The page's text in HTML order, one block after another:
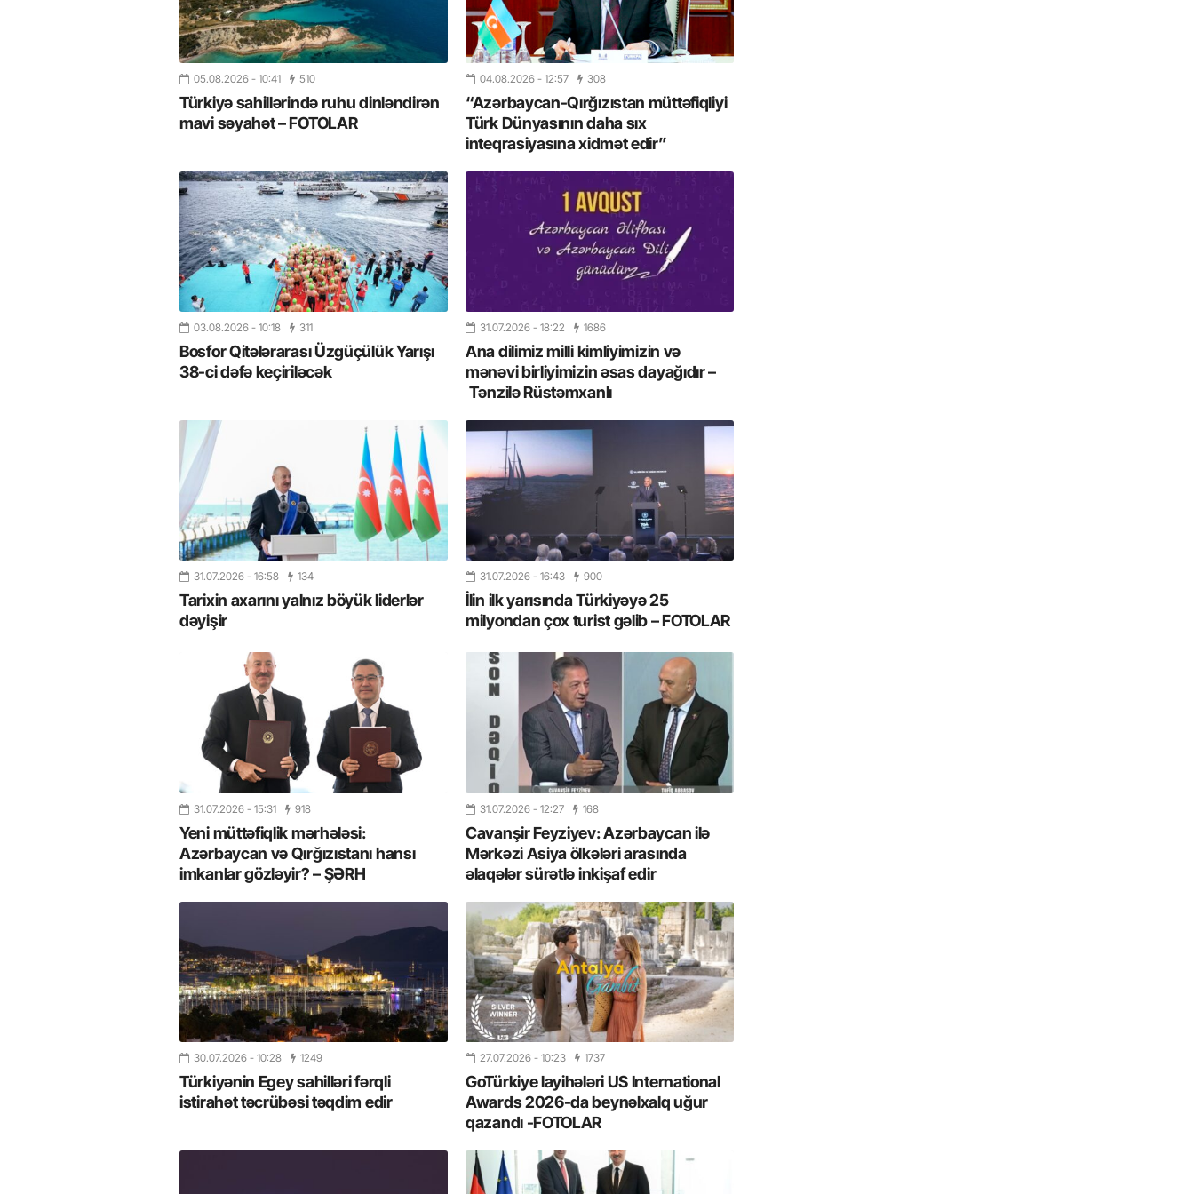
05.08.2026 - 10:41 510
Türkiyə sahillərində ruhu dinləndirən
mavi səyahət – FOTOLAR
04.08.2026 - 12:57 308
“Azərbaycan-Qırğızıstan müttəfiqliyi
Türk Dünyasının daha sıx
inteqrasiyasına xidmət edir”
03.08.2026 - 10:18 311
Bosfor Qitələrarası Üzgüçülük Yarışı
38-ci dəfə keçiriləcək
31.07.2026 - 18:22 1686
Ana dilimiz milli kimliyimizin və
mənəvi birliyimizin əsas dayağıdır –
Tənzilə Rüstəmxanlı
31.07.2026 - 16:58 134
Tarixin axarını yalnız böyük liderlər
dəyişir
31.07.2026 - 16:43 900
İlin ilk yarısında Türkiyəyə 25
milyondan çox turist gəlib – FOTOLAR
31.07.2026 - 15:31 918
Yeni müttəfiqlik mərhələsi:
Azərbaycan və Qırğızıstanı hansı
imkanlar gözləyir? – ŞƏRH
31.07.2026 - 12:27 168
Cavanşir Feyziyev: Azərbaycan ilə
Mərkəzi Asiya ölkələri arasında
əlaqələr sürətlə inkişaf edir
30.07.2026 - 10:28 1249
Türkiyənin Egey sahilləri fərqli
istirahət təcrübəsi təqdim edir
27.07.2026 - 10:23 1737
GoTürkiye layihələri US International
Awards 2026-da beynəlxalq uğur
qazandı -FOTOLAR